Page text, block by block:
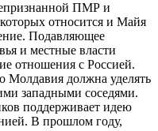
ПМР и
относится и Майя
Подавляющее
и местные власти
отношения с Россией.
Молдавия должна уделять
западными соседями.
поддерживает идею
В прошлом году,